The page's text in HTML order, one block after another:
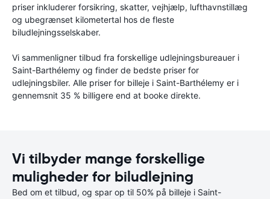
priser inkluderer forsikring, skatter, vejhjælp, lufthavnstillæg
og ubegrænset kilometertal hos de fleste
biludlejningsselskaber.
Vi sammenligner tilbud fra forskellige udlejningsbureauer i
Saint-Barthélemy og finder de bedste priser for
udlejningsbiler. Alle priser for billeje i Saint-Barthélemy er i
gennemsnit 35 % billigere end at booke direkte.
Vi tilbyder mange forskellige
muligheder for biludlejning
Bed om et tilbud, og spar op til 50% på billeje i Saint-